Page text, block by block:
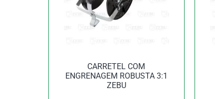
CARRETEL COM
ENGRENAGEM ROBUSTA 3:1
ZEBU